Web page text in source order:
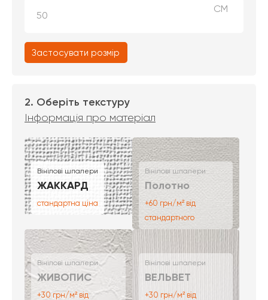
СМ
Застосувати розмір
2. Оберіть текстуру
Інформація про матеріал
Вінілові шпалери
ЖАККАРД
стандартна ціна
Вінілові шпалери
Полотно
+60 грн/м² від
стандартного
Вінілові шпалери
ЖИВОПИС
+30 грн/м² від
Вінілові шпалери
ВЕЛЬВЕТ
+30 грн/м² від